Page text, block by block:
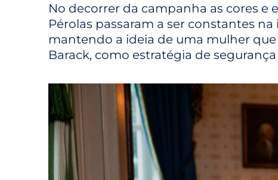
No decorrer da campanha as cores
Pérolas passaram a ser constantes
mantendo a ideia de uma mulher
Barack, como estratégia de